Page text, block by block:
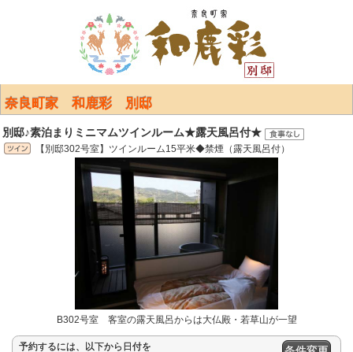
奈良町家 和鹿彩 別邸
別邸♪素泊まりミニマムツインルーム★露天風呂付★
【別邸302号室】ツインルーム15平米◆禁煙（露天風呂付）
B302号室 客室の露天風呂からは大仏殿・若草山が一望
予約するには、以下から日付を